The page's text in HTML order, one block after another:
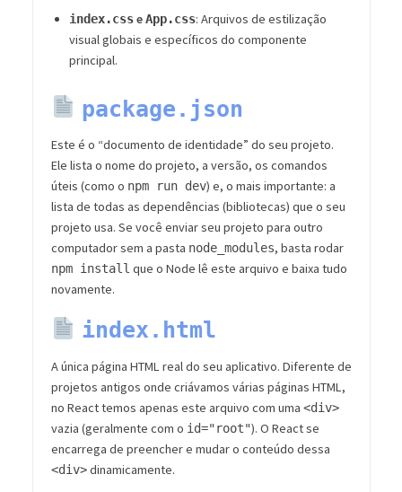
index.csseApp.css: Arquivos de estilização
visual globais e específicos do componente
principal.
package.json
Este é o “documento de identidade” do seu projeto.
Ele lista o nome do projeto, a versão, os comandos
úteis (como o npm run dev) e, o mais importante: a
lista de todas as dependências (bibliotecas) que o seu
projeto usa. Se você enviar seu projeto para outro
computador sem a pasta node_modules, basta rodar
npm install que o Node lê este arquivo e baixa tudo
novamente.
index.html
A única página HTML real do seu aplicativo. Diferente de
projetos antigos onde criávamos várias páginas HTML,
no React temos apenas este arquivo com uma <div>
vazia (geralmente com o id="root"). O React se
encarrega de preencher e mudar o conteúdo dessa
<div>dinamicamente.